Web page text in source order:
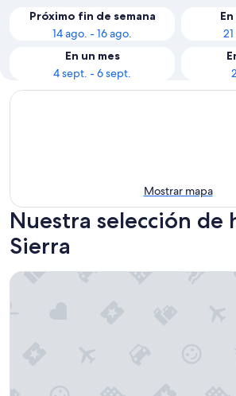
Próximo fin de semana
14 ago. - 16 ago.
En un mes
4 sept. - 6 sept.
Mostrar mapa
Nuestra selección de
Sierra
Escocie - Hostel